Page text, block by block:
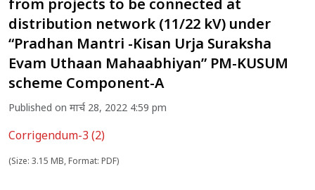
from projects to be connected at
distribution network (11/22 kV) under
“Pradhan Mantri -Kisan Urja Suraksha
Evam Uthaan Mahaabhiyan” PM-KUSUM
scheme Component-A
Published on मार्च 28, 2022 4:59 pm
Corrigendum-3 (2)
(Size: 3.15 MB, Format: PDF)